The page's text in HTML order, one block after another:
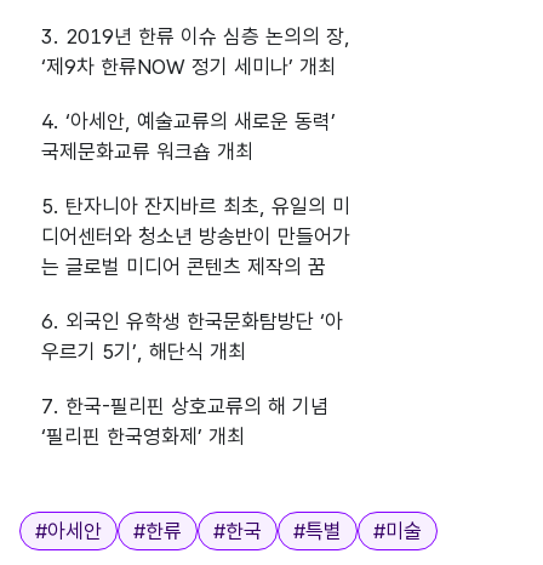
3. 2019년 한류 이슈 심층 논의의 장,
‘제9차 한류NOW 정기 세미나’ 개최
4. ‘아세안, 예술교류의 새로운 동력’
국제문화교류 워크숍 개최
5. 탄자니아 잔지바르 최초, 유일의 미
디어센터와 청소년 방송반이 만들어가
는 글로벌 미디어 콘텐츠 제작의 꿈
6. 외국인 유학생 한국문화탐방단 ‘아
우르기 5기’, 해단식 개최
7. 한국-필리핀 상호교류의 해 기념
‘필리핀 한국영화제’ 개최
태그
#아세안 #한류 #한국 #특별 #미술